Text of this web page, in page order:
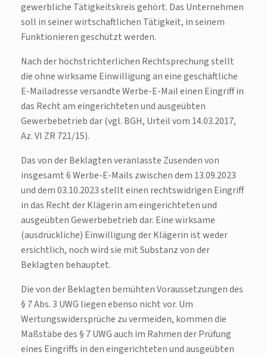
gewerbliche Tätigkeitskreis gehört. Das Unternehmen
soll in seiner wirtschaftlichen Tätigkeit, in seinem
Funktionieren geschützt werden.
Nach der höchstrichterlichen Rechtsprechung stellt
die ohne wirksame Einwilligung an eine geschäftliche
E-Mailadresse versandte Werbe-E-Mail einen Eingriff in
das Recht am eingerichteten und ausgeübten
Gewerbebetrieb dar (vgl. BGH, Urteil vom 14.03.2017,
Az. VI ZR 721/15).
Das von der Beklagten veranlasste Zusenden von
insgesamt 6 Werbe-E-Mails zwischen dem 13.09.2023
und dem 03.10.2023 stellt einen rechtswidrigen Eingriff
in das Recht der Klägerin am eingerichteten und
ausgeübten Gewerbebetrieb dar. Eine wirksame
(ausdrückliche) Einwilligung der Klägerin ist weder
ersichtlich, noch wird sie mit Substanz von der
Beklagten behauptet.
Die von der Beklagten bemühten Voraussetzungen des
§ 7 Abs. 3 UWG liegen ebenso nicht vor. Um
Wertungswidersprüche zu vermeiden, kommen die
Maßstäbe des § 7 UWG auch im Rahmen der Prüfung
eines Eingriffs in den eingerichteten und ausgeübten